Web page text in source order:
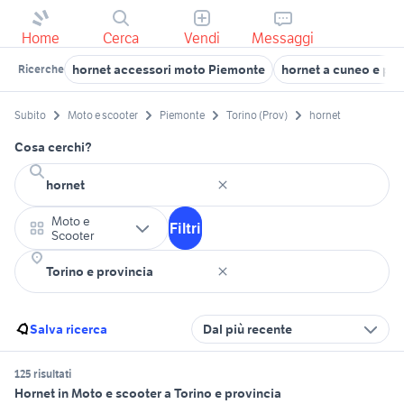
Home Cerca Vendi Messaggi
Ricerche hornet accessori moto Piemonte hornet a cuneo e
Subito Moto e scooter Piemonte Torino (Prov) hornet
Cosa cerchi?
Moto e
Scooter
Filtri
Salva ricerca Dal più recente
125 risultati
Hornet in Moto e scooter a Torino e provincia